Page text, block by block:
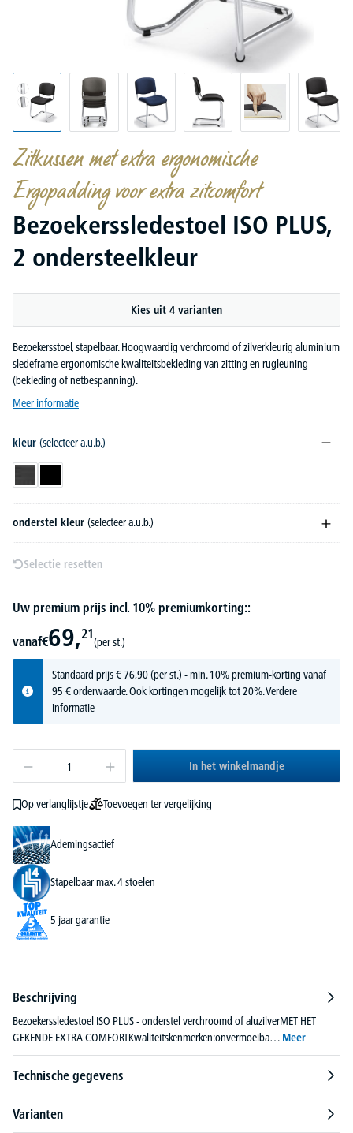
Zitkussen met extra ergonomische
Ergopadding voor extra zitcomfort
Bezoekerssledestoel ISO PLUS,
2 ondersteelkleur
Kies uit 4 varianten
Bezoekersstoel, stapelbaar. Hoogwaardig verchroomd of zilverkleurig aluminium
sledeframe, ergonomische kwaliteitsbekleding van zitting en rugleuning
(bekleding of netbespanning).
Meer informatie
kleur (selecteer a.u.b.)
onderstel kleur (selecteer a.u.b.)
Selectie resetten
Uw premium prijs incl. 10% premiumkorting::
vanaf€69,21
(per st.)
Standaard prijs€76,90(per st.) - min. 10% premium-korting vanaf
95 € orderwaarde. Ook kortingen mogelijk tot 20%.Verdere
informatie
In het winkelmandje
Op verlanglijstje Toevoegen ter vergelijking
Ademingsactief
Stapelbaar max. 4 stoelen
5 jaar garantie
Beschrijving
Bezoekerssledestoel ISO PLUS - onderstel verchroomd of aluzilverMET HET
GEKENDE EXTRA COMFORTKwaliteitskenmerken:onvermoeiba… Meer
Technische gegevens
Varianten